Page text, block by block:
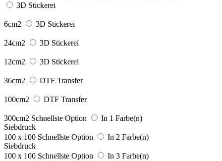
3D Stickerei
6cm2 3D Stickerei
24cm2 3D Stickerei
12cm2 3D Stickerei
36cm2 DTF Transfer
100cm2 DTF Transfer
300cm2 Schnellste Option
In 1 Farbe(n)
Siebdruck
100 x 100 Schnellste Option
In 2 Farbe(n)
Siebdruck
100 x 100 Schnellste Option
In 3 Farbe(n)